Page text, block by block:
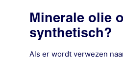
Minerale olie
synthetisch?
Als er wordt verwezen